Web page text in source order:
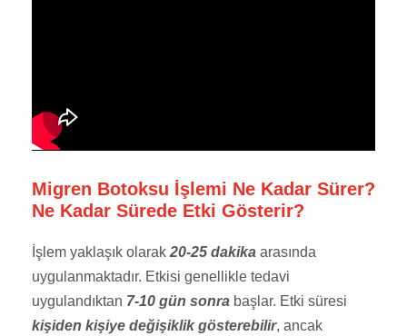
Migren Botoksu İşlemi Ne Kadar Sürer?
Ne Kadar Sürede Etki Gösterir?
İşlem yaklaşık olarak 20-25 dakika arasında
uygulanmaktadır. Etkisi genellikle tedavi
uygulandıktan 7-10 gün sonra başlar. Etki süresi
kişiden kişiye değişiklik gösterebilir, ancak